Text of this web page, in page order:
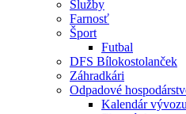
Služby
Farnosť
Šport
Futbal
DFS Bílokostolanček
Záhradkári
Odpadové
Kalendár